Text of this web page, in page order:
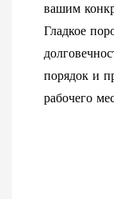
вашим
Гладкое
порядок и
рабочего